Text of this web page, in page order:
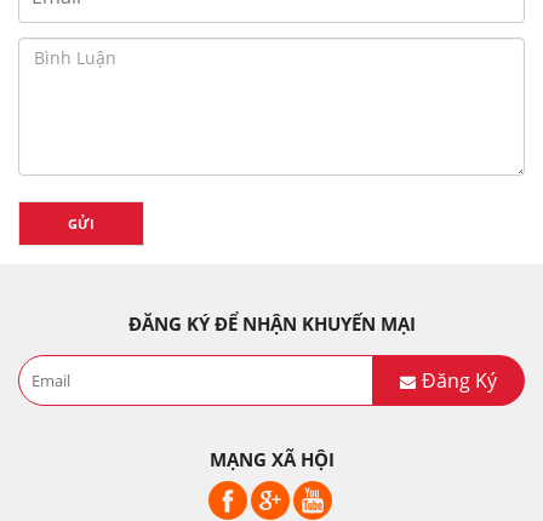
GỬI
ĐĂNG KÝ ĐỂ NHẬN KHUYẾN MẠI
Đăng Ký
MẠNG XÃ HỘI